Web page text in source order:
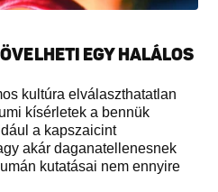
EGY HALÁLOS
kultúra elválaszthatatlan
kísérletek a bennük
a kapszaicint
akár daganatellenesnek
kutatásai nem ennyire